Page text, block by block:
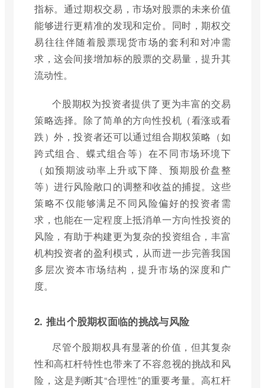
指标。通过期权交易，市场对股票的未来价值
能够进行更精准的发现和定价。同时，期权交
易往往伴随着股票现货市场的套利和对冲需
求，这会间接增加标的股票的交易量，提升其
流动性。
个股期权为投资者提供了更为丰富的交易
策略选择。除了简单的方向性投机（看涨或看
跌）外，投资者还可以通过组合期权策略（如
跨式组合、蝶式组合等）在不同市场环境下
（如预期波动率上升或下降、预期股价盘整
等）进行风险敞口的调整和收益的捕捉。这些
策略不仅能够满足不同风险偏好的投资者需
求，也能在一定程度上抵消单一方向性投资的
风险，有助于构建更为复杂的投资组合，丰富
机构投资者的盈利模式，从而进一步完善我国
多层次资本市场结构，提升市场的深度和广
度。
2. 推出个股期权面临的挑战与风险
尽管个股期权具有显著的价值，但其复杂
性和高杠杆特性也带来了不容忽视的挑战和风
险，这是判断其“合理性”的重要考量。高杠杆